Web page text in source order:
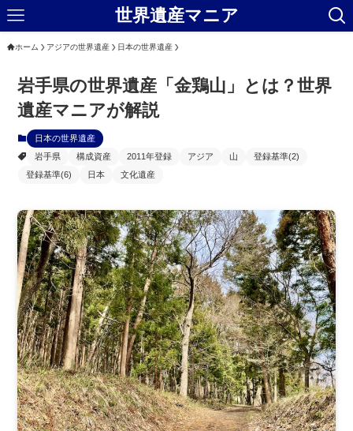
世界遺産マニア
ホーム アジアの世界遺産 日本の世界遺産
岩手県の世界遺産「金鶏山」とは？世界
遺産マニアが解説
日本の世界遺産
岩手県
構成資産 2011年登録 アジア 山
登録基準(2)
登録基準(6)
日本 文化遺産